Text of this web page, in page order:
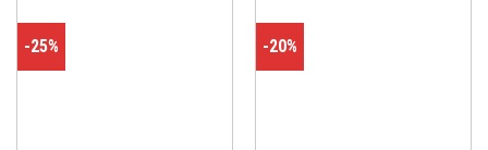
-25% -20%